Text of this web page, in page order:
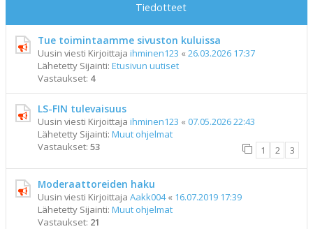
Tiedotteet
Tue toimintaamme sivuston kuluissa
Uusin viesti Kirjoittaja ihminen123 « 26.03.2026 17:37
Lähetetty Sijainti: Etusivun uutiset
Vastaukset: 4
LS-FIN tulevaisuus
Uusin viesti Kirjoittaja ihminen123 « 07.05.2026 22:43
Lähetetty Sijainti: Muut ohjelmat
Vastaukset: 53 1 2 3
Moderaattoreiden haku
Uusin viesti Kirjoittaja Aakk004« 16.07.2019 17:39
Lähetetty Sijainti: Muut ohjelmat
Vastaukset: 21